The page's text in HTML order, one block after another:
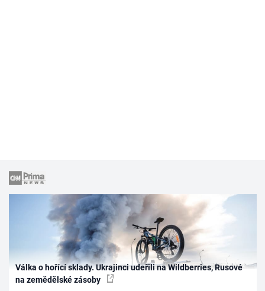
Válka o hořící sklady. Ukrajinci udeřili na Wildberries, Rusové
na zemědělské zásoby